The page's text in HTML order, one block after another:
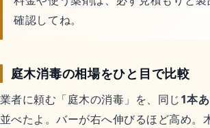
確認してね。
庭木消毒の相場をひと目で比較
業者に頼む「庭木の消毒」を、同じ1本
並べたよ。バーが右へ伸びるほど高め。